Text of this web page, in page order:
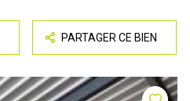
PARTAGER CE BIEN